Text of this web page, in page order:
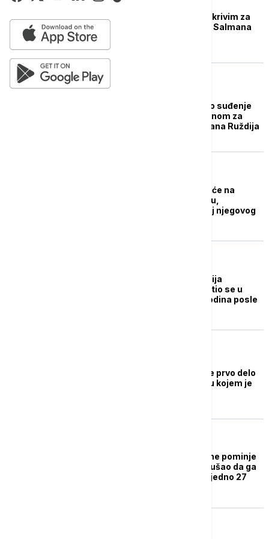
Hadi Matar proglašen krivim za
pokušaj ubistva pisca Salmana
U državi Njujork počelo suđenje
Hadiru Mataru optuženom za
pokušaj ubistva Salmana Ruždija
Salman Ruždi svedočiće na
suđenju Hadiru Mataru,
optuženom za pokušaj njegovog
Roman Salmana Ruždija
"Satanski stihovi" vratio se u
indijske knjižare 36 godina posle
Salman Ruždi objaviće prvo delo
posle napada nožem u kojem je
Salman Ruždi nikada ne pominje
ime čoveka koji je pokušao da ga
ubije: "Proveli smo zajedno 27